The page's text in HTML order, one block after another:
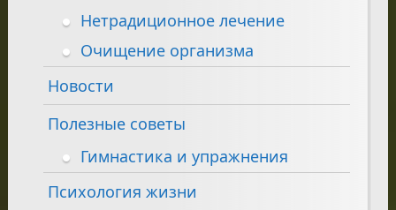
Нетрадиционное лечение
Очищение организма
Новости
Полезные советы
Гимнастика и упражнения
Психология жизни